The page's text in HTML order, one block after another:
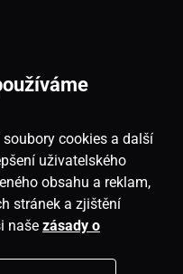
údajů
cookies a další
uživatelského
obsahu a reklam,
stránek a zjištění
naše zásady o